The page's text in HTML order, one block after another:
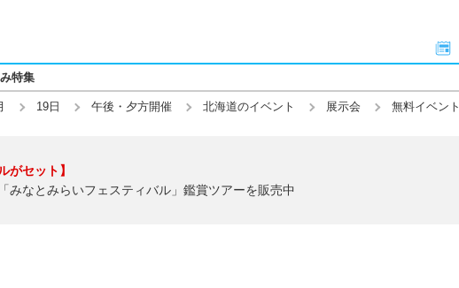
特集
19日 午後・夕方開催 北海道のイベント 展示会 無料イベント
がセット】
みなとみらいフェスティバル」鑑賞ツアーを販売中